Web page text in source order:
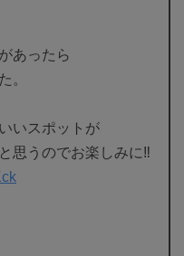
あったら
。
いスポットが
思うのでお楽しみに‼️